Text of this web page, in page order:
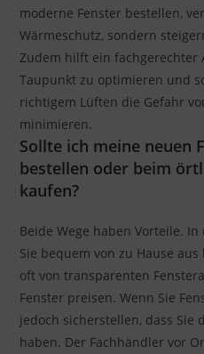
moderne Fenster bestellen,
Wärmeschutz, sondern
Zudem hilft ein fachgerechter
Taupunkt zu optimieren und
richtigem Lüften die Gefahr
minimieren.
Sollte ich meine neuen
bestellen oder beim
kaufen?
Beide Wege haben Vorteile.
Sie bequem von zu Hause
oft von transparenten
Fenster preisen. Wenn Sie
jedoch sicherstellen, dass Sie
haben. Der Fachhändler vor